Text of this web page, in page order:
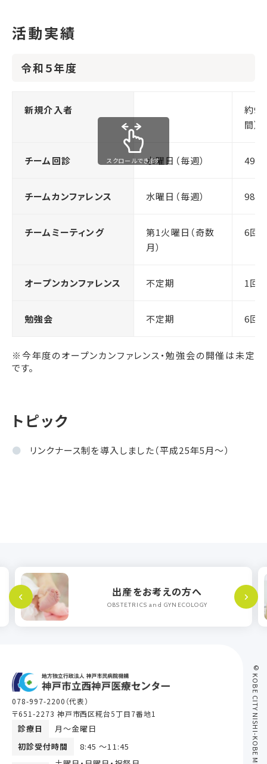
活動実績
令和５年度
新規介入者
約90
間）
チーム回診 水曜日（毎週） 49回
チームカンファレンス 水曜日（毎週） 98回
チームミーティング
第1火曜日（奇数
月）
6回
オープンカンファレンス 不定期 1回
勉強会 不定期 6回
スクロールできます
※今年度のオープンカンファレンス・勉強会の開催は未定
です。
トピック
リンクナース制を導入しました（平成25年5月～）
出産をお考えの方へ
OBSTETRICS and GYNECOLOGY
078-997-2200 （代表）
〒651-2273 神戸市西区糀台5丁目7番地1
診療日
月〜金曜日
初診受付時間
8:45 ～11:45